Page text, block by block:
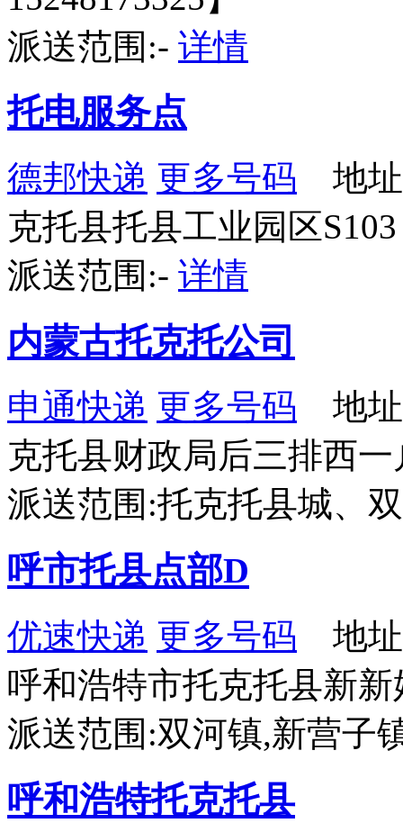
派送范围:- 详情
托电服务点
德邦快递 更多号码 地址
克托县托县工业园区S103
派送范围:- 详情
内蒙古托克托公司
申通快递 更多号码 地址
克托县财政局后三排西一
派送范围:托克托县城、
呼市托县点部D
优速快递 更多号码 地址
呼和浩特市托克托县新
派送范围:双河镇,新营子
呼和浩特托克托县